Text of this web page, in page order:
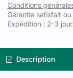
Conditions
Garantie satisfait
Expédition : 2-3
Description